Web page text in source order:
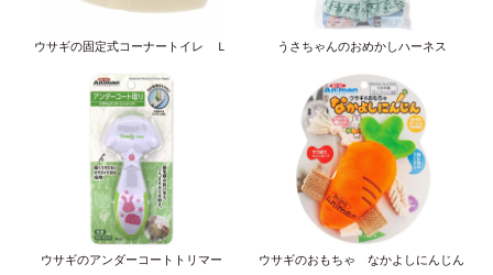
ウサギの固定式コーナートイレ Ｌ うさちゃんのおめかしハーネス
ウサギのアンダーコートトリマー ウサギのおもちゃ なかよしにんじん